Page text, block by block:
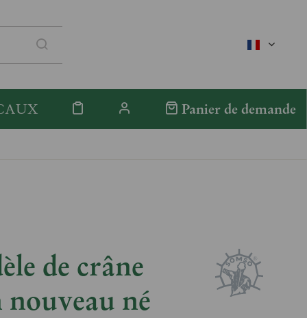
Panier de demande
de crâne
nouveau né